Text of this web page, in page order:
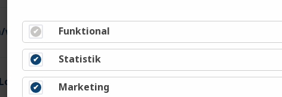
d)
(m/w/d)
Funktional
Statistik
Marketing